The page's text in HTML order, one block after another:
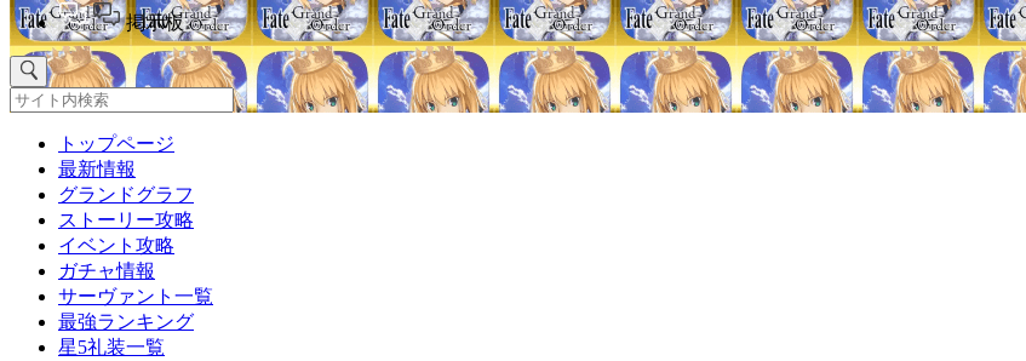
掲示板
トップページ
最新情報
グランドグラフ
ストーリー攻略
イベント攻略
ガチャ情報
サーヴァント一覧
最強ランキング
星5礼装一覧